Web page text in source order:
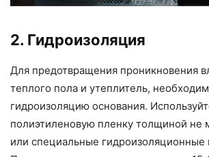
2. Гидроизоляция
Для предотвращения проникновения
теплого пола и утеплитель,
гидроизоляцию основания.
полиэтиленовую пленку толщиной не
или специальные гидроизоляционные